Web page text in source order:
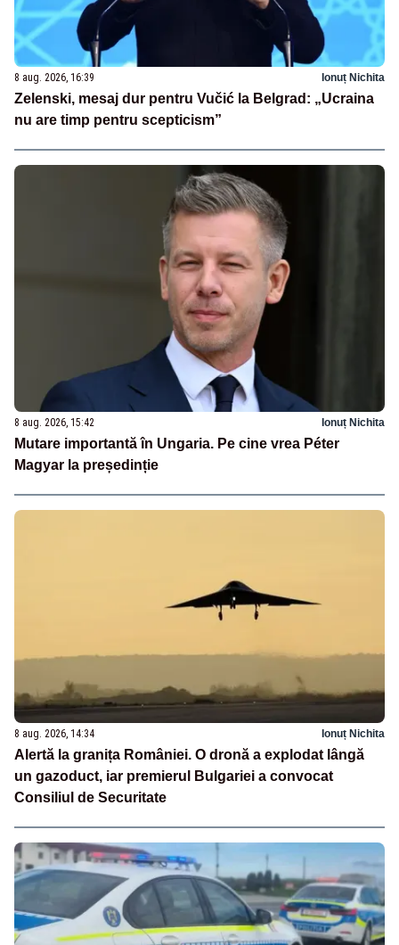
8 aug. 2026, 16:39 Ionuț Nichita
Zelenski, mesaj dur pentru Vučić la Belgrad: „Ucraina
nu are timp pentru scepticism”
8 aug. 2026, 15:42 Ionuț Nichita
Mutare importantă în Ungaria. Pe cine vrea Péter
Magyar la președinție
8 aug. 2026, 14:34 Ionuț Nichita
Alertă la granița României. O dronă a explodat lângă
un gazoduct, iar premierul Bulgariei a convocat
Consiliul de Securitate